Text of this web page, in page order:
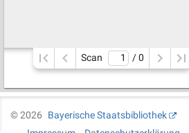
Scan / 0
©2026
Bayerische Staatsbibliothek